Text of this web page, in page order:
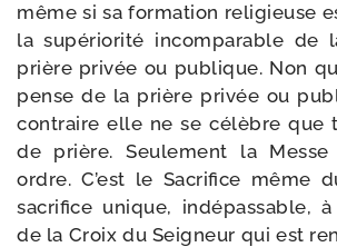
même si sa for­ma­tion reli­gieuse
la supé­rio­ri­té incom­pa­rable de
prière pri­vée ou publique. Non
pense de la prière pri­vée ou
contraire elle ne se célèbre que
de prière. Seulement la Messe
ordre. C’est le Sacrifice même
sacri­fice unique, indé­pas­sable,
de la Croix du Seigneur qui est